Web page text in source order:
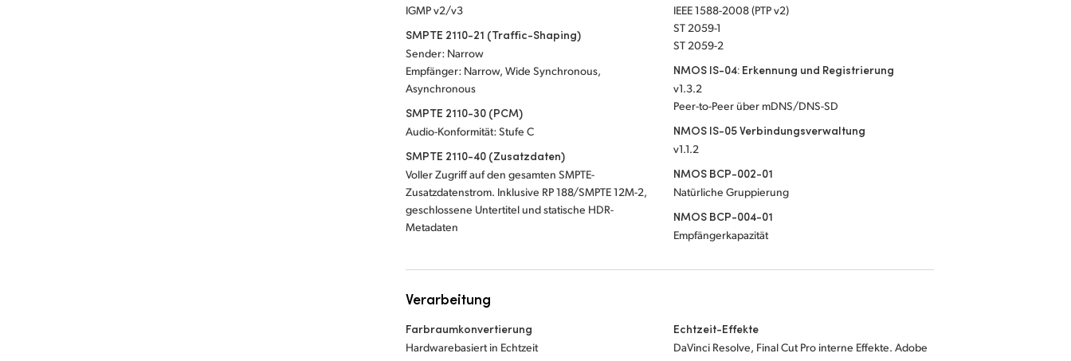
IGMP v2/v3
SMPTE 2110-21 (Traffic-Shaping)
Sender: Narrow
Empfänger: Narrow, Wide Synchronous,
Asynchronous
SMPTE 2110-30 (PCM)
Audio-Konformität: Stufe C
SMPTE 2110-40 (Zusatzdaten)
Voller Zugriff auf den gesamten SMPTE-
Zusatzdatenstrom. Inklusive RP 188/SMPTE 12M-2,
geschlossene Untertitel und statische HDR-
Metadaten
IEEE 1588-2008 (PTP v2)
ST 2059-1
ST 2059-2
NMOS IS-04: Erkennung und Registrierung
v1.3.2
Peer-to-Peer über mDNS/DNS-SD
NMOS IS-05 Verbindungsverwaltung
v1.1.2
NMOS BCP-002-01
Natürliche Gruppierung
NMOS BCP-004-01
Empfängerkapazität
Verarbeitung
Farbraumkonvertierung
Hardwarebasiert in Echtzeit
Echtzeit-Effekte
DaVinci Resolve, Final Cut Pro interne Effekte. Adobe